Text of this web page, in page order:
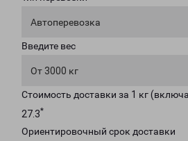
Автоперевозка
Введите вес
От 3000 кг
Стоимость доставки за 1 кг
27.3*
Ориентировочный срок доставки